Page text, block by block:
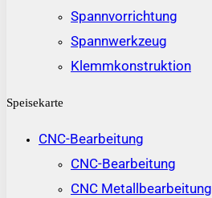
Spannvorrichtung
Spannwerkzeug
Klemmkonstruktion
Speisekarte
CNC-Bearbeitung
CNC-Bearbeitung
CNC Metallbearbeitung